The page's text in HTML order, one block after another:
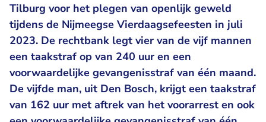
Tilburg voor het plegen van openlijk geweld
tijdens de Nijmeegse Vierdaagsefeesten in juli
2023. De rechtbank legt vier van de vijf mannen
een taakstraf op van 240 uur en een
voorwaardelijke gevangenisstraf van één maand.
De vijfde man, uit Den Bosch, krijgt een taakstraf
van 162 uur met aftrek van het voorarrest en ook